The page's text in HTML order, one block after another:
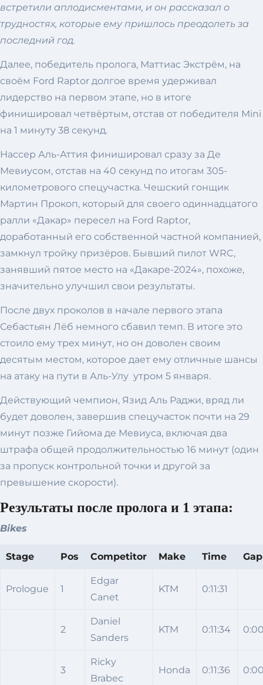
встретили аплодисментами, и он рассказал о
трудностях, которые ему пришлось преодолеть за
последний год.
Далее, победитель пролога, Маттиас Экстрём, на
своём Ford Raptor долгое время удерживал
лидерство на первом этапе, но в итоге
финишировал четвёртым, отстав от победителя Mini
на 1 минуту 38 секунд.
Нассер Аль-Аттия финишировал сразу за Де
Мевиусом, отстав на 40 секунд по итогам 305-
километрового спецучастка. Чешский гонщик
Мартин Прокоп, который для своего одиннадцатого
ралли «Дакар» пересел на Ford Raptor,
доработанный его собственной частной компанией,
замкнул тройку призёров. Бывший пилот WRC,
занявший пятое место на «Дакаре-2024», похоже,
значительно улучшил свои результаты.
После двух проколов в начале первого этапа
Себастьян Лёб немного сбавил темп. В итоге это
стоило ему трех минут, но он доволен своим
десятым местом, которое дает ему отличные шансы
на атаку на пути в Аль-Улу утром 5 января.
Действующий чемпион, Язид Аль Раджи, вряд ли
будет доволен, завершив спецучасток почти на 29
минут позже Гийома де Мевиуса, включая два
штрафа общей продолжительностью 16 минут (один
за пропуск контрольной точки и другой за
превышение скорости).
Результаты после пролога и 1 этапа:
Bikes
Stage Pos Competitor Make Time Gap
Prologue 1
Edgar
Canet
KTM 0:11:31
2
Daniel
Sanders
KTM 0:11:34
3
Ricky
Brabec
Honda 0:11:36